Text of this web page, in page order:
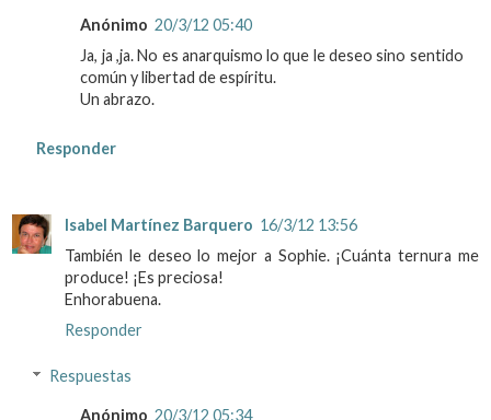
Anónimo 20/3/12 05:40
Ja, ja ,ja. No es anarquismo lo que le deseo sino sentido
común y libertad de espíritu.
Un abrazo.
Responder
Isabel Martínez Barquero 16/3/12 13:56
También le deseo lo mejor a Sophie. ¡Cuánta ternura me
produce! ¡Es preciosa!
Enhorabuena.
Responder
Respuestas
Anónimo 20/3/12 05:34